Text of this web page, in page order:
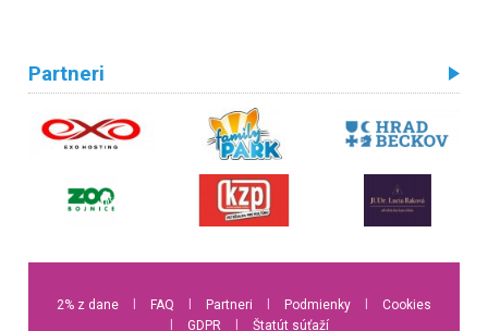
Partneri
2% z dane FAQ Partneri Podmienky
Cookies
GDPR Štatút súťaží